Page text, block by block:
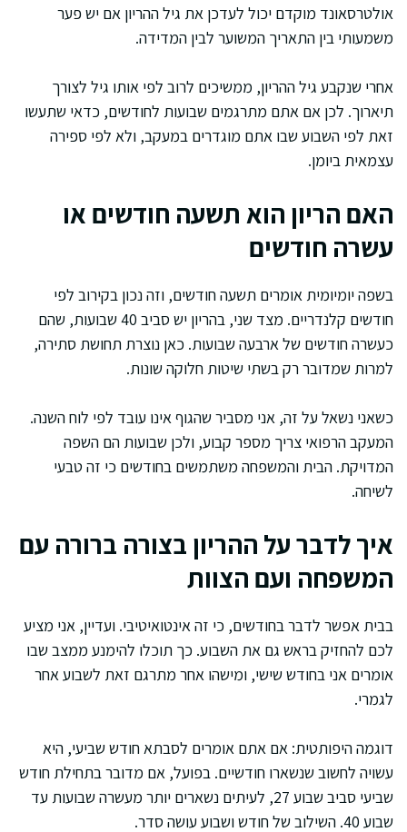
אולטרסאונד מוקדם יכול לעדכן את גיל ההריון אם יש פער
משמעותי בין התאריך המשוער לבין המדידה.
אחרי שנקבע גיל ההריון, ממשיכים לרוב לפי אותו גיל לצורך
תיארוך. לכן אם אתם מתרגמים שבועות לחודשים, כדאי שתעשו
זאת לפי השבוע שבו אתם מוגדרים במעקב, ולא לפי ספירה
עצמאית ביומן.
האם הריון הוא תשעה חודשים או
עשרה חודשים
בשפה יומיומית אומרים תשעה חודשים, וזה נכון בקירוב לפי
חודשים קלנדריים. מצד שני, בהריון יש סביב 40 שבועות, שהם
כעשרה חודשים של ארבעה שבועות. כאן נוצרת תחושת סתירה,
למרות שמדובר רק בשתי שיטות חלוקה שונות.
כשאני נשאל על זה, אני מסביר שהגוף אינו עובד לפי לוח השנה.
המעקב הרפואי צריך מספר קבוע, ולכן שבועות הם השפה
המדויקת. הבית והמשפחה משתמשים בחודשים כי זה טבעי
לשיחה.
איך לדבר על ההריון בצורה ברורה עם
המשפחה ועם הצוות
בבית אפשר לדבר בחודשים, כי זה אינטואיטיבי. ועדיין, אני מציע
לכם להחזיק בראש גם את השבוע. כך תוכלו להימנע ממצב שבו
אומרים אני בחודש שישי, ומישהו אחר מתרגם זאת לשבוע אחר
לגמרי.
דוגמה היפותטית: אם אתם אומרים לסבתא חודש שביעי, היא
עשויה לחשוב שנשארו חודשיים. בפועל, אם מדובר בתחילת חודש
שביעי סביב שבוע 27, לעיתים נשארים יותר מעשרה שבועות עד
שבוע 40. השילוב של חודש ושבוע עושה סדר.